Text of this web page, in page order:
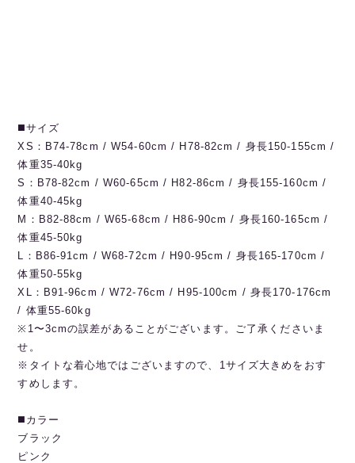
◼️サイズ
XS：B74-78cm / W54-60cm / H78-82cm / 身長150-155cm /
体重35-40kg
S：B78-82cm / W60-65cm / H82-86cm / 身長155-160cm /
体重40-45kg
M：B82-88cm / W65-68cm / H86-90cm / 身長160-165cm /
体重45-50kg
L：B86-91cm / W68-72cm / H90-95cm / 身長165-170cm /
体重50-55kg
XL：B91-96cm / W72-76cm / H95-100cm / 身長170-176cm
/ 体重55-60kg
※1〜3cmの誤差があることがございます。ご了承くださいま
せ。
※タイトな着心地ではございますので、1サイズ大きめをおす
すめします。
◼️カラー
ブラック
ピンク